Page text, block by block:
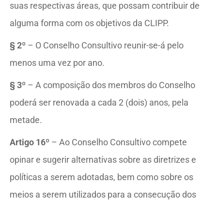
suas respectivas áreas, que possam contribuir de
alguma forma com os objetivos da CLIPP.
§ 2º – O Conselho Consultivo reunir-se-á pelo
menos uma vez por ano.
§ 3º – A composição dos membros do Conselho
poderá ser renovada a cada 2 (dois) anos, pela
metade.
Artigo 16º – Ao Conselho Consultivo compete
opinar e sugerir alternativas sobre as diretrizes e
políticas a serem adotadas, bem como sobre os
meios a serem utilizados para a consecução dos